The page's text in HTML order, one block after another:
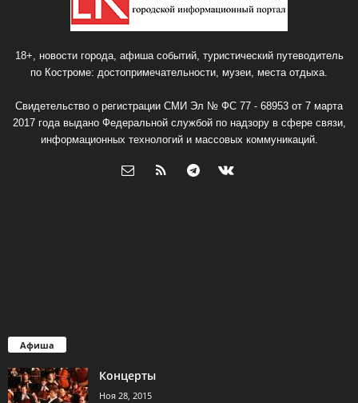
18+, новости города, афиша событий, туристический путеводитель
по Костроме: достопримечательности, музеи, места отдыха.
Свидетельство о регистрации СМИ Эл № ФС 77 - 68953 от 7 марта
2017 года выдано Федеральной службой по надзору в сфере связи,
информационных технологий и массовых коммуникаций.
Афиша
Концерты
Ноя 28, 2015